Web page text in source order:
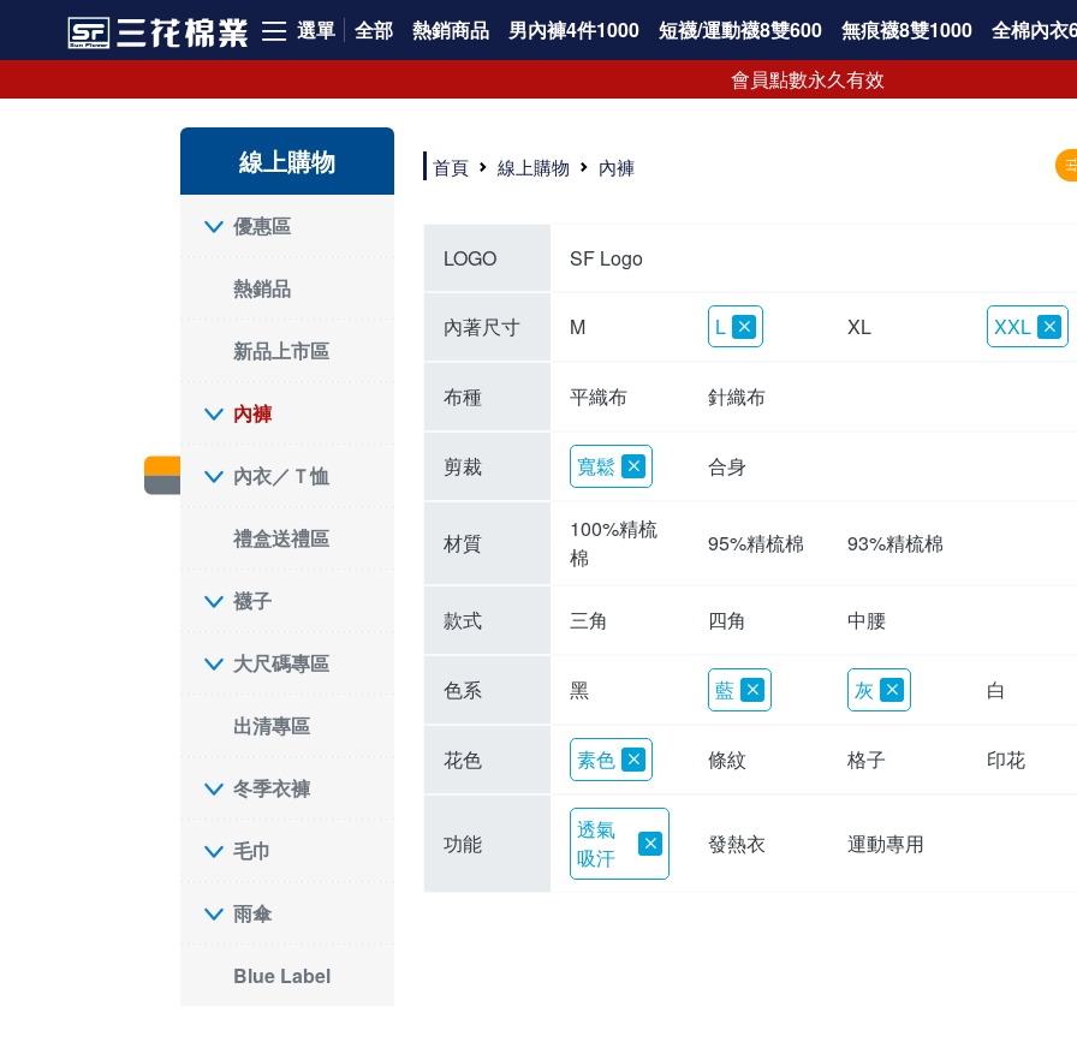
選單 全部 熱銷商品 男內褲4件1000 短襪/運動襪8雙600 無痕襪8雙1000 全棉內衣
會員點數永久有效
線上購物
優惠區
熱銷品
新品上市區
內褲
內衣／Ｔ恤
禮盒送禮區
襪子
大尺碼專區
出清專區
冬季衣褲
毛巾
雨傘
Blue Label
選擇內褲、平口褲、純棉內褲首重品質。舒適、透氣的內褲、平口褲、純棉內褲能影響健康，須謹慎挑選。三花內褲透氣不悶，值得信賴！
三花內褲、平口褲、純棉內褲50年來持續升級，符合人體工學設計，柔軟無勒痕的鬆緊帶。三花內褲是肌膚好友，口碑熱銷！
選擇內褲首重品質。三花內褲50年來不斷升級，證明其卓越品質。符合人體工學剪裁，柔軟無痕鬆緊帶，是必買首選。兼具品質與外型，與肌膚零感接觸，穿著舒適，看來有質感。三花內褲設計獨特，質料優良，專業剪裁，呵護肌膚。新鮮高品質棉材製成，多款選擇，耐洗耐穿，三花內褲絕對首選。
"內褲購買及使用經驗網友來信分享 近年來，我經常在大型連鎖賣場如佳瑪、美華泰等地看到三花內褲的展示。最近一兩年，甚至百貨公司及街頭店鋪都開始大量出現三花專櫃或專賣店。我猜測，這應該是三花在營運策略上的調整，才使得這些改變成為現實。 本來，三花內褲一直是消費者選購內褲時的熱門選項之一。內褲櫃點的增多使我更加注意到這個品牌，因此我在選購內褲時，特意多研究了一下三花內褲的設計。 先從內褲外層包裝談起，有些內褲有PP袋包裝，有些則沒有。雖然這是一件小事，但我發現朋友們中有人會介意內褲包裝沒有PP袋。他們認為沒有PP袋會使包裝不夠精美。對我來說，有PP袋確實能提升包裝的精緻度，但內褲不裝PP袋其實也算是環保。所以，這就看每個人對內褲包裝的需求和感受了。 每次購買內褲時，我都會特別帶一件五片式剪裁的內褲。三花的平口內褲被稱為全國第一件五片式剪裁內褲，這話應該不是隨便說說的，畢竟三花是一個擁有超過50年歷史的老品牌，專注於研發和改良內褲。當初，我覺得這種設計有些花俏，只是圖個新鮮買來試試，結果發現內褲多一片真的有其優勢，尤其是減少了內褲卡屁的次數。雖然這個狀況不可能完全消失，但大大增加了穿著的舒適度。 三花內褲的價格也在我能接受的範圍內，因此它逐漸成為我的心頭好。此外，內褲選購時的另一個重要因素是鬆緊帶。看內褲是否舊了，第一眼通常看鬆緊帶。故意或不小心露出內褲褲頭的時候，印象分數也是由鬆緊帶決定的。 很多內褲品牌強調鬆緊帶的造型及花樣，這類內褲非常適合一些特殊場合，如單身聯誼或約會時穿著，能夠加分不少。日常使用的內褲則建議選擇鬆緊帶不易鬆垮的，花樣其次。三花特別強調內褲鬆緊帶的耐洗度，而其他品牌鮮少提及這一點。 分場合選擇內褲是我的習慣。特殊場合內褲要講究一點，但平日則需要選擇鬆緊帶有保障的內褲。畢竟，內褲是每天陪伴我們超過12個小時的衣物，找到適合自己且耐洗耐穿高CP值的內褲才是最明智的選擇。 內褲畢竟是消耗品，定期更換非常重要。如果內褲沾染到髒污或處於潮濕的環境，就不應該撐太久。這是因為內褲長期接觸身體的重要部位，所以選擇和保養都要謹慎。 以上是我個人的內褲使用分享，並非業配，不代表任何人的立場。內褲還是要以自身體驗最為準確。希望大家都能找到適合自己的內褲，並多多支持台灣品牌。"
首頁 線上購物 內褲
LOGO SF Logo
內著尺寸 M L XL XXL
布種 平織布 針織布
剪裁 寬鬆 合身
材質
100%精梳
棉
95%精梳棉 93%精梳棉
款式 三角 四角 中腰
色系 黑 藍 灰 白
花色 素色 條紋 格子 印花
功能
透氣
吸汗
發熱衣 運動專用